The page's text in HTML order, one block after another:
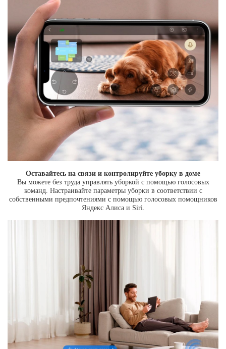
Оставайтесь на связи и контролируйте уборку в доме
Вы можете без труда управлять уборкой с помощью голосовых
команд. Настраивайте параметры уборки в соответствии с
собственными предпочтениями с помощью голосовых помощников
Яндекс Алиса и Siri.